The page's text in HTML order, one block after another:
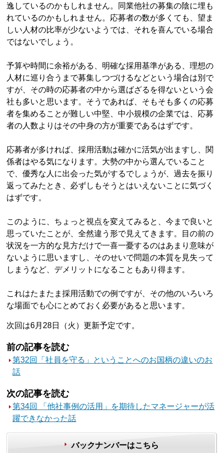
逸しているのかもしれません。同業他社の募集の陰に埋も
れているのかもしれません。応募者の数が多くても、望ま
しい人材の比率が少ないようでは、それを喜んでいる場合
ではないでしょう。
予算や時間に余裕がある、明確な採用基準がある、理想の
人材に巡り合うまで募集しつづけるなどという場合は別で
すが、その時の応募者の中から選ばざるを得ないという会
社も多いと思います。そうであれば、そもそも多くの応募
者を集めることが難しい中堅、中小規模の企業では、応募
者の人数よりはその中身の方が重要であるはずです。
応募者が多ければ、採用活動は確かに活気が出ますし、関
係者はやる気になります。大勢の中から選んでいること
で、優秀な人に出会った気がするでしょうが、過去を振り
返ってみたとき、必ずしもそうとはいえないことに気づく
はずです。
このように、ちょっと視点を変えてみると、今まで良いと
思っていたことが、全然違う形で見えてきます。目の前の
状況を一方的な見方だけで一喜一憂するのはあまり意味が
ないように思いますし、そのせいで問題の本質を見失って
しまうなど、デメリットになることもあり得ます。
これはたまたま採用活動での例ですが、その他のいろいろ
な場面でも心にとめておく必要があると思います。
次回は6月28日（火）更新予定です。
前の記事を読む
第32回「社員を守る」ということへのお国柄の違いのお
話
次の記事を読む
第34回 「他社事例の活用」を期待したマネージャーが活
躍できなかった話
バックナンバーはこちら